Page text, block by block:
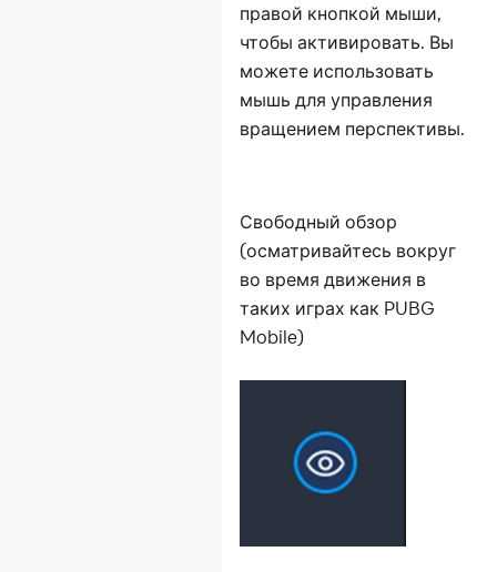
правой кнопкой мыши,
чтобы активировать. Вы
можете использовать
мышь для управления
вращением перспективы.
Свободный обзор
(осматривайтесь вокруг
во время движения в
таких играх как PUBG
Mobile)